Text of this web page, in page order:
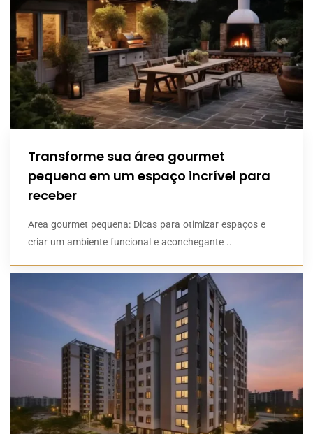
Transforme sua área gourmet
pequena em um espaço incrível para
receber
Area gourmet pequena: Dicas para otimizar espaços e
criar um ambiente funcional e aconchegante ..